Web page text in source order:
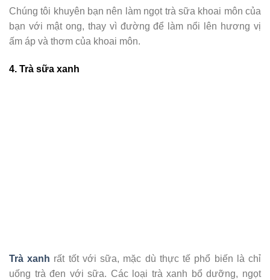
Chúng tôi khuyên bạn nên làm ngọt trà sữa khoai môn của
bạn với mật ong, thay vì đường để làm nổi lên hương vị
ấm áp và thơm của khoai môn.
4. Trà sữa xanh
Trà xanh rất tốt với sữa, mặc dù thực tế phổ biến là chỉ
uống trà đen với sữa. Các loại trà xanh bổ dưỡng, ngọt